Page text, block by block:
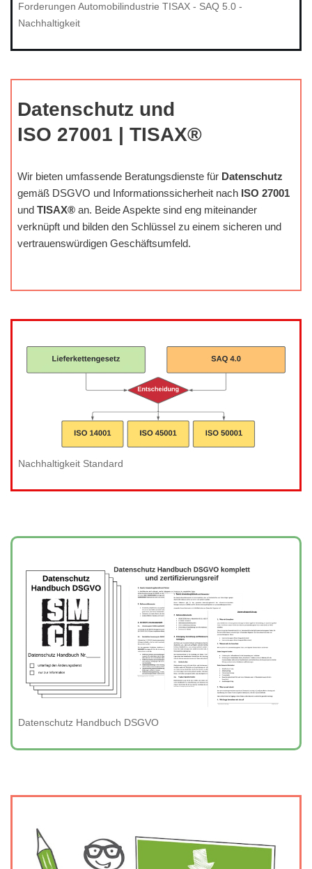
Forderungen Automobilindustrie TISAX - SAQ 5.0 -
Nachhaltigkeit
Datenschutz und
ISO 27001 | TISAX®
Wir bieten umfassende Beratungsdienste für Datenschutz
gemäß DSGVO und Informationssicherheit nach ISO 27001
und TISAX® an. Beide Aspekte sind eng miteinander
verknüpft und bilden den Schlüssel zu einem sicheren und
vertrauenswürdigen Geschäftsumfeld.
Nachhaltigkeit Standard
Datenschutz Handbuch DSGVO